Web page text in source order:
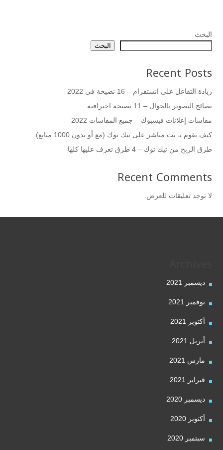
البحث
البحث
Recent Posts
زيادة التفاعل على انستقرام – 16 نصيحة في 2022
نصائح التصوير بالجوال – 11 نصيحة احترافية
مقاسات إعلانات فيسبوك – جميع المقاسات 2022
كيف تقوم بـ بث مباشر على تيك توك (مع أو بدون 1000 متابع)
طرق الربح من تيك توك – 4 طرق تعرف عليها كلها
Recent Comments
لا توجد تعليقات للعرض.
ديسمبر 2021
نوفمبر 2021
أكتوبر 2021
أبريل 2021
مارس 2021
فبراير 2021
ديسمبر 2020
أكتوبر 2020
سبتمبر 2020